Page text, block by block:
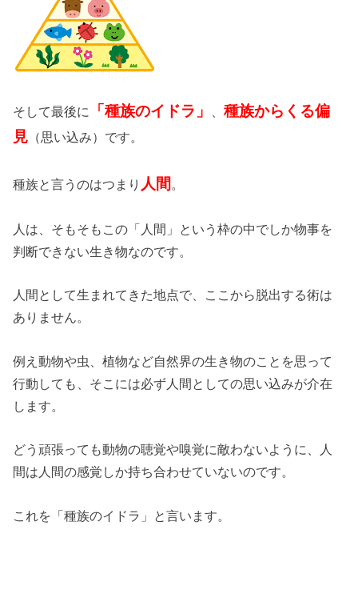
そして最後に 「種族のイドラ」 、種族からくる偏
見 （思い込み）です。
種族と言うのはつまり 人間 。
人は、そもそもこの「人間」という枠の中でしか物事を
判断できない生き物なのです。
人間として生まれてきた地点で、ここから脱出する術は
ありません。
例え動物や虫、植物など自然界の生き物のことを思って
行動しても、そこには必ず人間としての思い込みが介在
します。
どう頑張っても動物の聴覚や嗅覚に敵わないように、人
間は人間の感覚しか持ち合わせていないのです。
これを「種族のイドラ」と言います。